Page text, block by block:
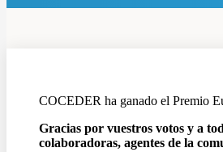
COCEDER ha ganado el Premio
Gracias por vuestros votos y a
colaboradoras, agentes de la